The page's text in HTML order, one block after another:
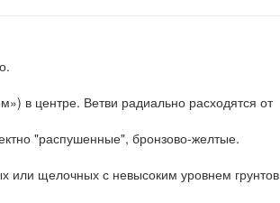
в центре. Ветви радиально расходятся от
"распушенные", бронзово-желтые.
или щелочных с невысоким уровнем